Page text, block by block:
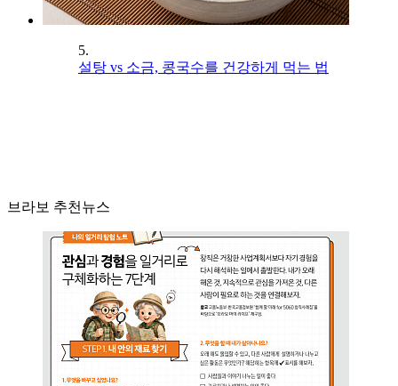
5.
설탕 vs 소금, 콩국수를 건강하게 먹는 법
브라보 추천뉴스